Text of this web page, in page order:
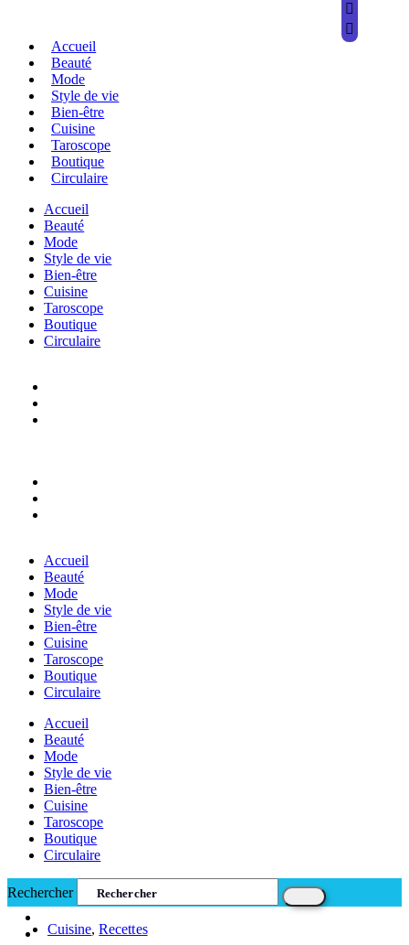
Accueil
Beauté
Mode
Style de vie
Bien-être
Cuisine
Taroscope
Boutique
Circulaire
Accueil
Beauté
Mode
Style de vie
Bien-être
Cuisine
Taroscope
Boutique
Circulaire
Accueil
Beauté
Mode
Style de vie
Bien-être
Cuisine
Taroscope
Boutique
Circulaire
Accueil
Beauté
Mode
Style de vie
Bien-être
Cuisine
Taroscope
Boutique
Circulaire
Rechercher
Cuisine,Recettes